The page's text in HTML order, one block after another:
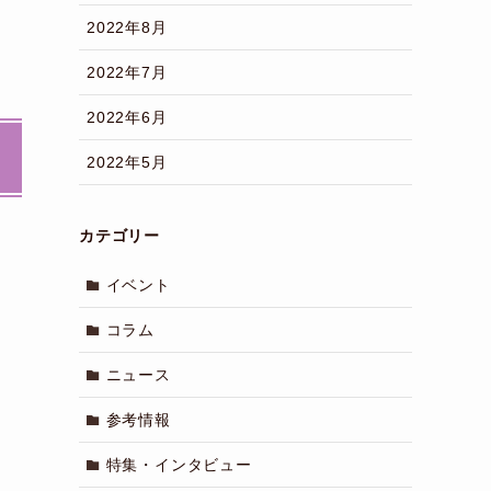
2022年8月
2022年7月
2022年6月
2022年5月
カテゴリー
イベント
コラム
ニュース
参考情報
特集・インタビュー